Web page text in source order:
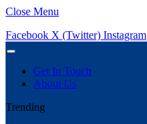
Close Menu
Facebook X (Twitter) Instagram
Get In Touch
About Us
Trending